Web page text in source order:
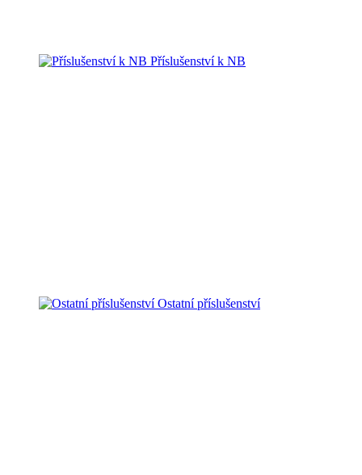
Příslušenství k NB
Ostatní příslušenství